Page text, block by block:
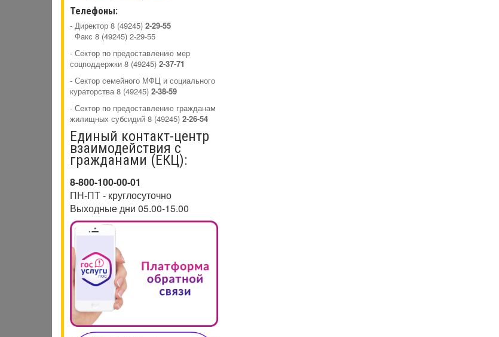
Телефоны:
- Директор 8 (49245) 2-29-55
Факс 8 (49245) 2-29-55
- Сектор по предоставлению мер
соцподдержки 8 (49245) 2-37-71
- Сектор семейного МФЦ и социального
кураторства 8 (49245) 2-38-59
- Сектор по предоставлению гражданам
жилищных субсидий 8 (49245) 2-26-54
Единый контакт-центр
взаимодействия с
гражданами (ЕКЦ):
8-800-100-00-01
ПН-ПТ - круглосуточно
Выходные дни 05.00-15.00